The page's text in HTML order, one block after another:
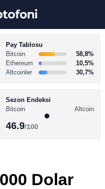
Youtube
Pay Tablosu
Bitcoin
58,8%
Ethereum
10,5%
Altcoinler
30,7%
Sezon Endeksi
Bitcoin
Altcoin
46.9/100
Dolar